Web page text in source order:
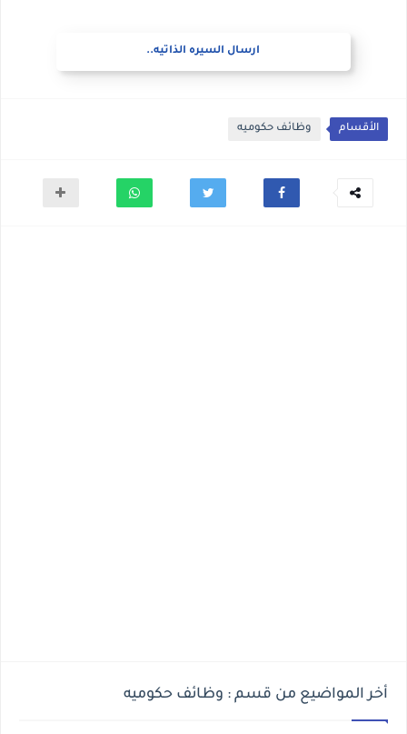
ارسال السيره الذاتيه..
الأقسام وظائف حكوميه
أخر المواضيع من قسم : وظائف حكوميه